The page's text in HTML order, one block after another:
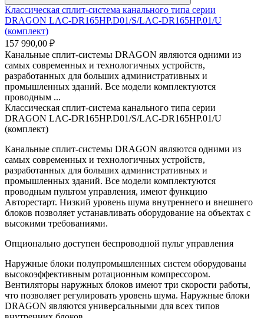
Классическая сплит-система канального типа серии
DRAGON LAC-DR165HP.D01/S/LAC-DR165HP.01/U
(комплект)
157 990,00 ₽
Канальные сплит-системы DRAGON являются одними из
самых современных и технологичных устройств,
разработанных для больших административных и
промышленных зданий. Все модели комплектуются
проводным ...
Классическая сплит-система канального типа серии
DRAGON LAC-DR165HP.D01/S/LAC-DR165HP.01/U
(комплект)
Канальные сплит-системы DRAGON являются одними из
самых современных и технологичных устройств,
разработанных для больших административных и
промышленных зданий. Все модели комплектуются
проводным пультом управления, имеют функцию
Авторестарт. Низкий уровень шума внутреннего и внешнего
блоков позволяет устанавливать оборудование на объектах с
высокими требованиями.
Опционально доступен беспроводной пульт управления
Наружные блоки полупромышленных систем оборудованы
высокоэффективным ротационным компрессором.
Вентиляторы наружных блоков имеют три скорости работы,
что позволяет регулировать уровень шума. Наружные блоки
DRAGON являются универсальными для всех типов